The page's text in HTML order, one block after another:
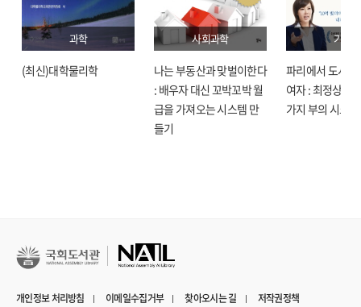
과학
(최신)대학물리학
사회과학
나는 부동산과 맞벌이한다
: 배우자 대신 꼬박꼬박 월
급을 가져오는 시스템 만
들기
기술
파리에서 도시락
여자 : 최정상으
가지 부의 시크릿
개인정보 처리방침 이메일수집거부 찾아오시는 길 저작권정책